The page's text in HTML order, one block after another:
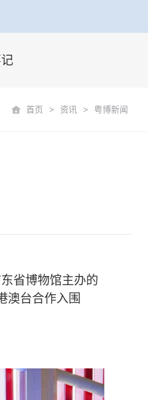
首页 > 资讯 > 粤博新闻
省博物馆主办的
澳台合作入围